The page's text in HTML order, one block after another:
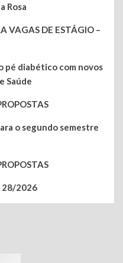
Rosa
VAGAS DE ESTÁGIO –
pé diabético com novos
Saúde
o segundo semestre
28/2026